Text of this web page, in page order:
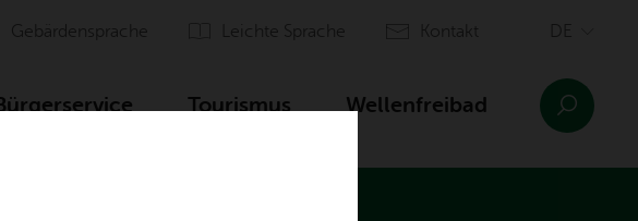
Ge­bär­den­spra­che Leich­te Spra­che Kon­takt
Tou­ris­mus Wel­len­frei­bad